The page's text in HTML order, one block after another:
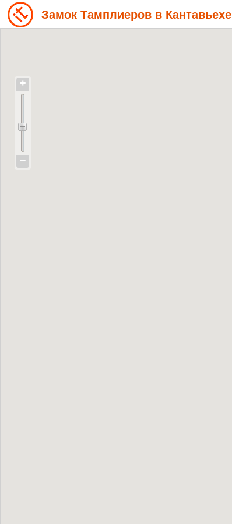
Замок Тамплиеров в Кантавьехе
+
−